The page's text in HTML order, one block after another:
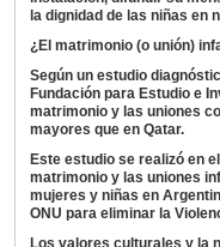
la dignidad de las niñas en
¿El matrimonio (o unión)
Según un estudio
Fundación para Estudio e
matrimonio y las uniones
mayores que en Qatar.
Este estudio se realizó en
matrimonio y las uniones
mujeres y niñas en
ONU para eliminar la
Los valores culturales y la